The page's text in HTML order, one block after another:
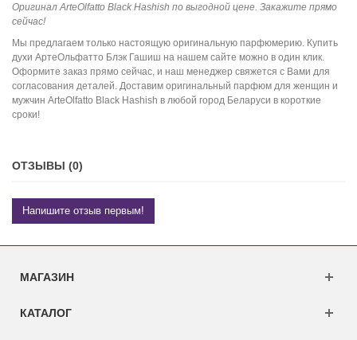
Оригинал ArteOlfatto Black Hashish по выгодной цене. Закажите прямо
сейчас!
Мы предлагаем только настоящую оригинальную парфюмерию. Купить
духи АртеОльфатто Блэк Гашиш на нашем сайте можно в один клик.
Оформите заказ прямо сейчас, и наш менеджер свяжется с Вами для
согласования деталей. Доставим оригинальный парфюм для женщин и
мужчин ArteOlfatto Black Hashish в любой город Беларуси в короткие
сроки!
ОТЗЫВЫ (0)
Напишите отзыв первым!
МАГАЗИН
КАТАЛОГ